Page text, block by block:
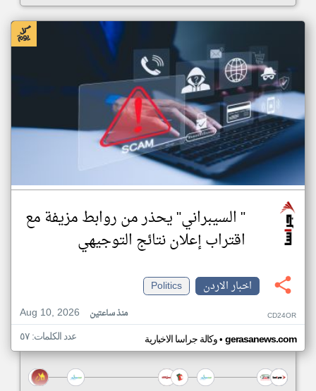
" السيبراني" يحذر من روابط مزيفة مع
اقتراب إعلان نتائج التوجيهي
اخبار الاردن
Politics
Aug 10, 2026
منذ ساعتين CD24OR
وكالة جراسا الاخبارية• gerasanews.com عدد الكلمات: ٥٧